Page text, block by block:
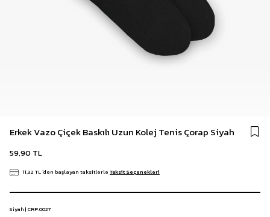
Erkek Vazo Çiçek Baskılı Uzun Kolej Tenis Çorap Siyah
59,90 TL
11,32 TL`den başlayan taksitlerle Taksit Seçenekleri
Siyah | CRP.0027